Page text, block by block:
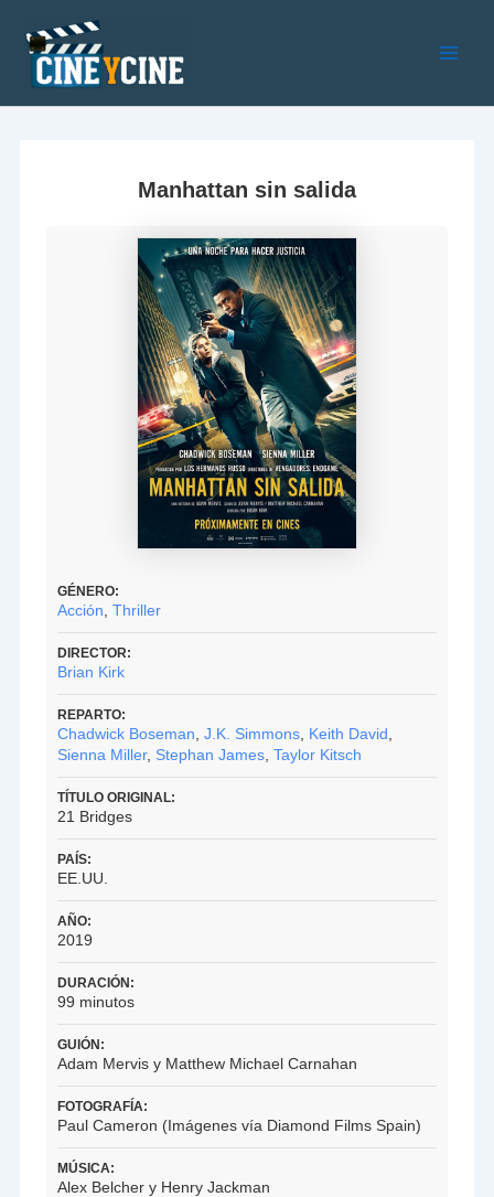
contenido
Manhattan sin salida
GÉNERO:
Acción ,Thriller
DIRECTOR:
Brian Kirk
REPARTO:
Chadwick Boseman ,J.K. Simmons Keith David
Sienna Miller, Stephan James ,Taylor Kitsch
TÍTULO ORIGINAL:
21 Bridges
PAÍS:
EE.UU.
AÑO:
2019
DURACIÓN:
99 minutos
GUIÓN:
Adam Mervis y Matthew Michael Carnahan
FOTOGRAFÍA:
Paul Cameron (Imágenes vía Diamond Films Spain)
MÚSICA:
Alex Belcher y Henry Jackman